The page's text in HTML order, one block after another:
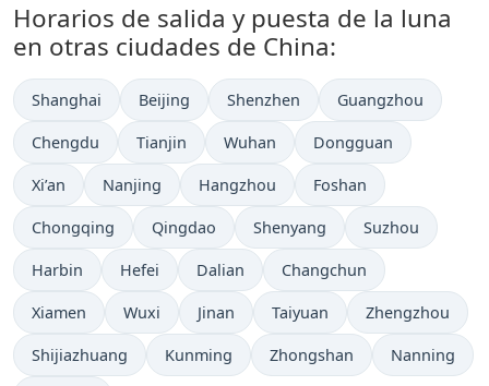
Horarios de salida y puesta de la luna
en otras ciudades de China:
Shanghai Beijing Shenzhen Guangzhou
Chengdu Tianjin Wuhan Dongguan
Xi’an Nanjing Hangzhou Foshan
Chongqing Qingdao Shenyang Suzhou
Harbin Hefei Dalian Changchun
Xiamen Wuxi Jinan Taiyuan Zhengzhou
Shijiazhuang Kunming Zhongshan Nanning